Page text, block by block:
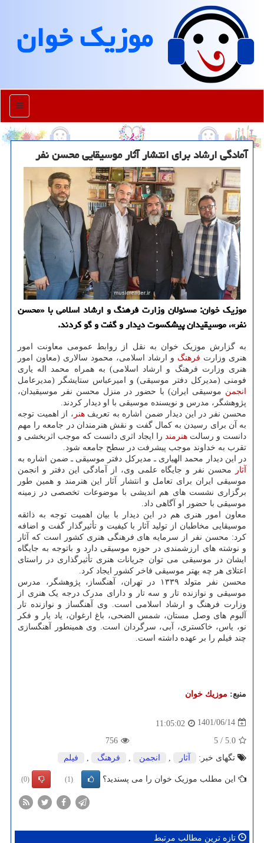
موزیك خوان
منو
آمادگی ارشاد برای انتشار آثار موسیقایی محسن نفر
موزیک خوان: مسئولان وزارت فرهنگ و ارشاد اسلامی با «محسن
نفر»، موسیقیدان پیشکسوت دیدار و گفت و گو کردند.
به گزارش موزیک خوان به نقل از روابط عمومی معاونت امور
هنری وزارت فرهنگ و ارشاد اسلامی، محمود سالاری (معاون امور
هنری وزارت فرهنگ و ارشاد اسلامی) به همراه محمد اله یاری
فومنی (مدیرکل دفتر موسیقی) و امیرعباس ستایشگر (مدیرعامل
انجمن موسیقی ایران) با حضور در منزل محسن نفر موسیقیدان،
پژوهشگر، مدرس و نویسنده موسیقی با او دیدار کردند.
محسن نفر در این دیدار ضمن اشاره به تعریفهنر ، از اهمیت توجه
به آن برای رسیدن به کمال گفت و نقش هنرمندان در جامعه را مهم
دانست و رسالت هنرمند را ایجاد اثری دانست که موجب اثربخشی و
تقرب به خداوند موجب پیشرفت در سطح جامعه شود.
در این دیدار محمد الهیاری ـ مدیرکل دفتر موسیقی ـ ضمن اشاره به
آثار
محسن نفر و جایگاه علمی وی، از آمادگی این دفتر و انجمن
موسیقی ایران برای تعامل و انتشار آثار این هنرمند و همین طور
برگزاری نشست های هم اندیشی با موضوعات تخصصی در زمینه
موسیقی با حضور او آگاهی داد.
معاون امور هنری هم در این دیدار با بیان اهمیت توجه به ذائقه
موسیقایی مخاطبان از تولید آثار با کیفیت و تأثیرگذار گفت و اضافه
کرد: محسن نفر از سرمایه های فرهنگی هنری کشور است که آثار
و نوشته های ارزشمندی در حوزه موسیقی دارد و باتوجه به جایگاه
ایشان در موسیقی می توان جریانات هنری تأثیرگذاری در راستای
اعتلای هر چه بهتر موسیقی فاخر کشور ایجاد کرد.
محسن نفر متولد ۱۳۳۹ در تهران، آهنگساز، پژوهشگر، مدرس
موسیقی و نوازنده تار و سه تار و دارای مدرک درجه یک هنری از
وزارت فرهنگ و ارشاد اسلامی است. وی آهنگساز و نوازنده تار
آلبوم های وصل مستان، شمس الضحی، باغ ارغوان، یاد یار و فکر
نو، یاس، خاکستری، آبی، سرگردان است. وی همینطور آهنگسازی
چند فیلم را بر عهده داشته است.
منبع: موزیك خوان
1401/06/14
11:05:02
5.0
/
5
756
تگهای خبر:
آثار انجمن فرهنگ فیلم
این مطلب موزیک خوان را می پسندید؟ (1)
(0)
تازه ترین مطالب مرتبط